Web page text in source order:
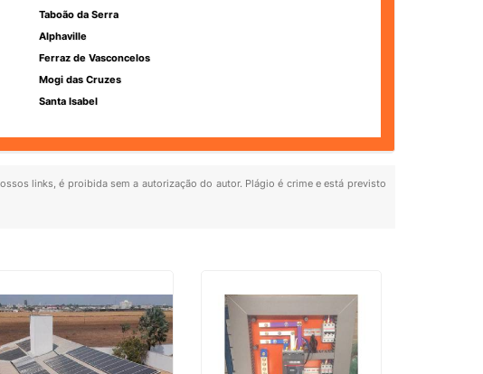
Taboão da Serra
Alphaville
Ferraz de Vasconcelos
Mogi das Cruzes
Santa Isabel
links, é proibida sem a autorização do autor. Plágio é crime e está previsto